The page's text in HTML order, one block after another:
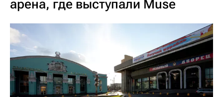
арена, где выступали Muse